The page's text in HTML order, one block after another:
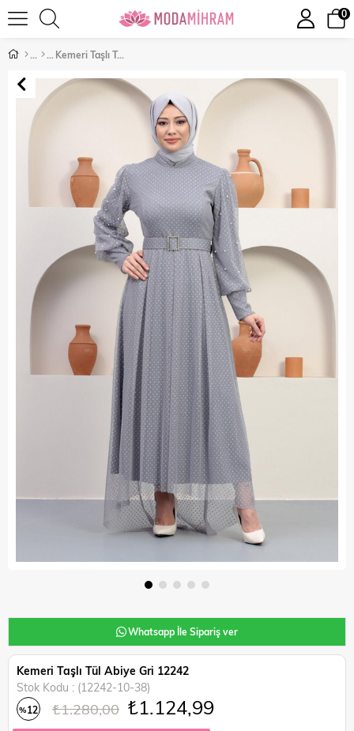
0
Kemeri Taşlı Tül Abiye Gri 12242
Whatsapp İle Sipariş ver
Kemeri Taşlı Tül Abiye Gri 12242
Stok Kodu
(12242-10-38)
%12 ₺1.280,00 ₺1.124,99